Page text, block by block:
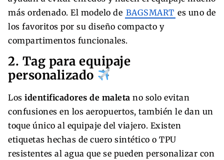
más ordenado. El modelo de BAGSMART es uno de
los favoritos por su diseño compacto y
compartimentos funcionales.
2. Tag para equipaje
personalizado
Los identificadores de maleta no solo evitan
confusiones en los aeropuertos, también le dan un
toque único al equipaje del viajero. Existen
etiquetas hechas de cuero sintético o TPU
resistentes al agua que se pueden personalizar con